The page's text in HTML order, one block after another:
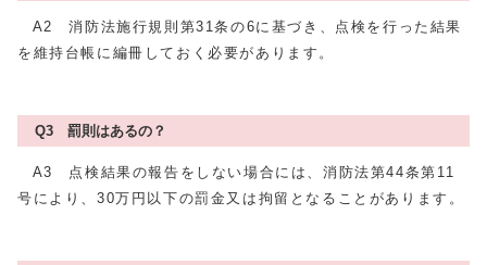
A2 消防法施行規則第31条の6に基づき、点検を行った結果
を維持台帳に編冊しておく必要があります。
Q3 罰則はあるの？
A3 点検結果の報告をしない場合には、消防法第44条第11
号により、30万円以下の罰金又は拘留となることがあります。